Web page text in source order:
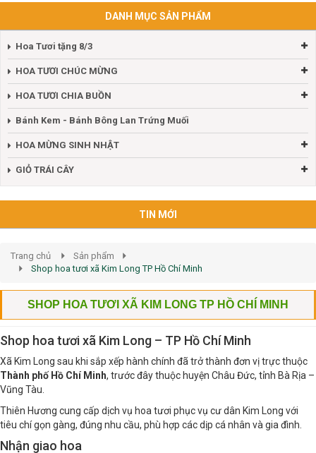
DANH MỤC SẢN PHẨM
Hoa Tươi tặng 8/3
HOA TƯƠI CHÚC MỪNG
HOA TƯƠI CHIA BUỒN
Bánh Kem - Bánh Bông Lan Trứng Muối
HOA MỪNG SINH NHẬT
GIỎ TRÁI CÂY
TIN MỚI
Trang chủ
Sản phẩm
Shop hoa tươi xã Kim Long TP Hồ Chí Minh
SHOP HOA TƯƠI XÃ KIM LONG TP HỒ CHÍ MINH
Shop hoa tươi xã Kim Long – TP Hồ Chí Minh
Xã Kim Long sau khi sắp xếp hành chính đã trở thành đơn vị trực thuộc
Thành phố Hồ Chí Minh, trước đây thuộc huyện Châu Đức, tỉnh Bà Rịa –
Vũng Tàu.
Thiên Hương cung cấp dịch vụ hoa tươi phục vụ cư dân Kim Long với
tiêu chí gọn gàng, đúng nhu cầu, phù hợp các dịp cá nhân và gia đình.
Nhận giao hoa